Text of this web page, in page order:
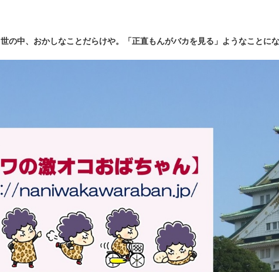
世の中、おかしなことだらけや。「正直もんがバカを見る」ようなことに